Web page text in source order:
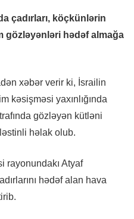
çadırları, köçkünlərin
gözləyənləri hədəf almağa
xəbər verir ki, İsrailin
kəsişməsi yaxınlığında
gözləyən kütləni
həlak olub.
rayonundakı Atyaf
hədəf alan hava